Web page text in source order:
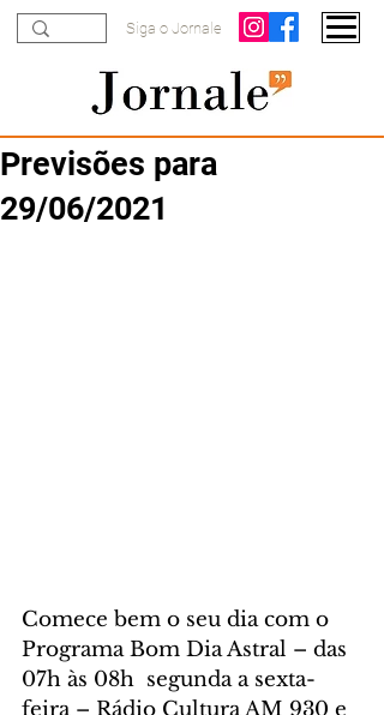
Siga o Jornale
Previsões para
29/06/2021
Comece bem o seu dia com o
Programa Bom Dia Astral – das
07h às 08h  segunda a sexta-
feira – Rádio Cultura AM 930 e